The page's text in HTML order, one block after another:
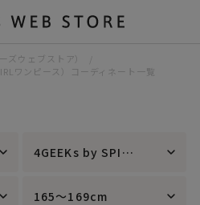
ズウェブストア）
ワンピース）コーディネート一覧
4GEEKs by SPIRALGIRL
165～169cm